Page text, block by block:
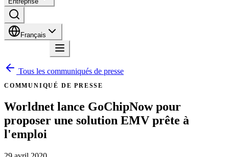
Français
Tous les communiqués de presse
COMMUNIQUÉ DE PRESSE
Worldnet lance GoChipNow pour
proposer une solution EMV prête à
l'emploi